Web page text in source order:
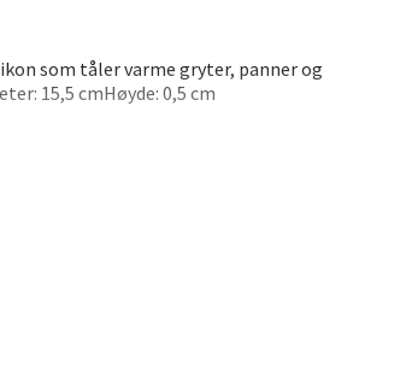
som tåler varme gryter, panner og
15,5 cmHøyde: 0,5 cm